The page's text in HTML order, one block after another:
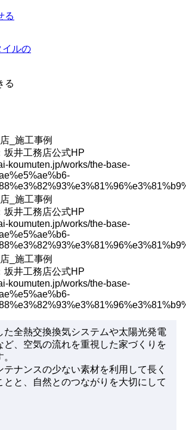
る
イルの
る
坂井工務店公式HP
koumuten.jp/works/the-base-
坂井工務店公式HP
koumuten.jp/works/the-base-
坂井工務店公式HP
koumuten.jp/works/the-base-
た全熱交換換気システムや太陽光発電
、 空気の流れを重視 した家づくりを
テナンスの少ない素材を利用 して長く
とと、自然とのつながりを大切にして